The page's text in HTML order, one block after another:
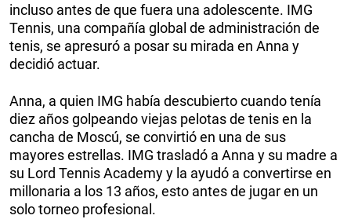
incluso antes de que fuera una adolescente. IMG
Tennis, una compañía global de administración de
tenis, se apresuró a posar su mirada en Anna y
decidió actuar.
Anna, a quien IMG había descubierto cuando tenía
diez años golpeando viejas pelotas de tenis en la
cancha de Moscú, se convirtió en una de sus
mayores estrellas. IMG trasladó a Anna y su madre a
su Lord Tennis Academy y la ayudó a convertirse en
millonaria a los 13 años, esto antes de jugar en un
solo torneo profesional.